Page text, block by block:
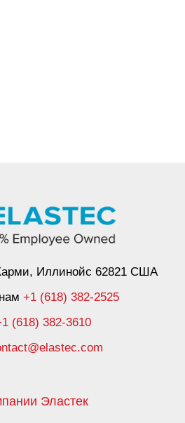
Иллинойс 62821 США
+1 (618) 382-2525
(618) 382-3610
Эластек